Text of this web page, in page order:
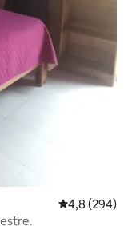
4,8 de uma
4,8 (294)